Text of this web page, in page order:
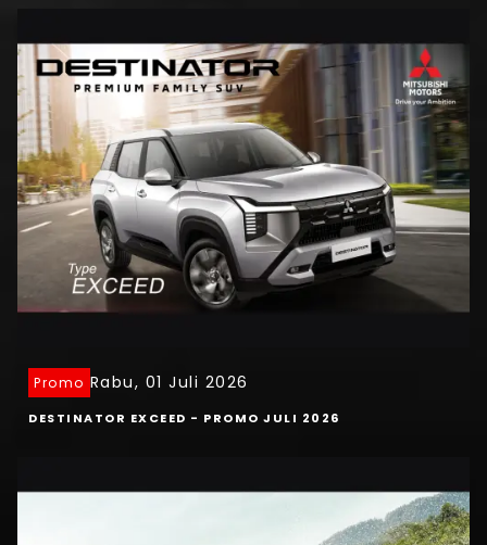
Promo Rabu, 01 Juli 2026
DESTINATOR EXCEED - PROMO JULI 2026